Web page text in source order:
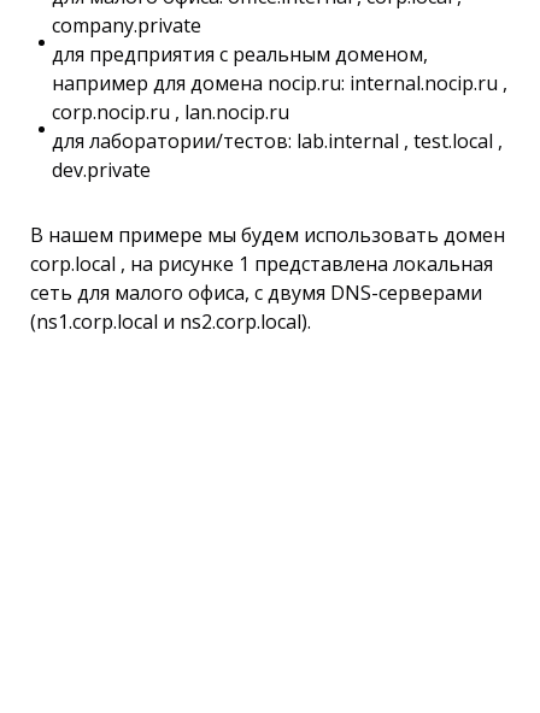
company.private
для предприятия с реальным доменом,
например для домена nocip.ru: internal.nocip.ru ,
corp.nocip.ru , lan.nocip.ru
для лаборатории/тестов: lab.internal , test.local ,
dev.private
В нашем примере мы будем использовать домен
corp.local , на рисунке 1 представлена локальная
сеть для малого офиса, с двумя DNS-серверами
(ns1.corp.local и ns2.corp.local).